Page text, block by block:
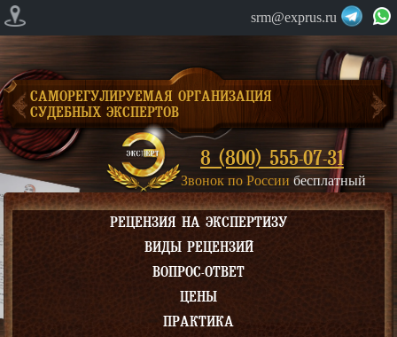
srm@exprus.ru
САМОРЕГУЛИРУЕМАЯ ОРГАНИЗАЦИЯ
СУДЕБНЫХ ЭКСПЕРТОВ
8 (800) 555-07-31
Звонок по России бесплатный
РЕЦЕНЗИЯ НА ЭКСПЕРТИЗУ
ВИДЫ РЕЦЕНЗИЙ
ВОПРОС-ОТВЕТ
ЦЕНЫ
ПРАКТИКА